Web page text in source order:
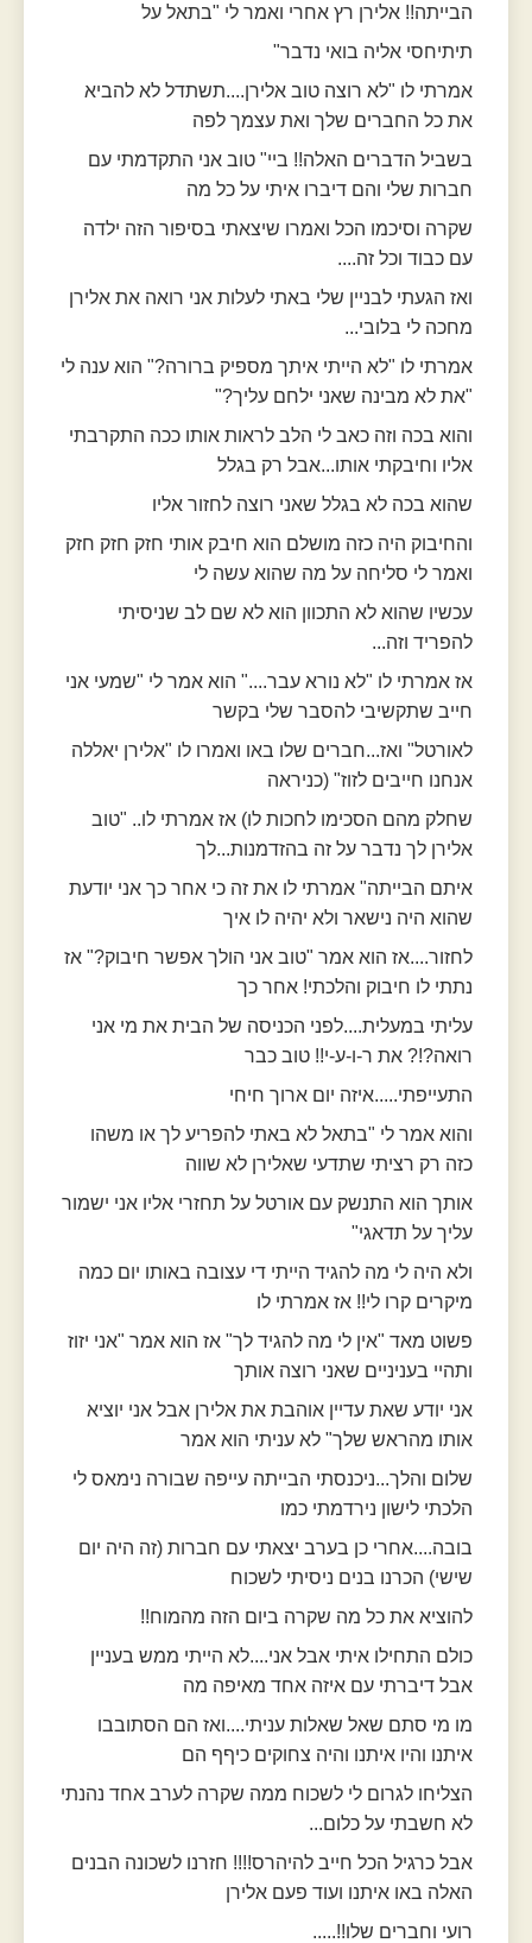
הבייתה!! אלירן רץ אחרי ואמר לי "בתאל על
תיתיחסי אליה בואי נדבר"
אמרתי לו "לא רוצה טוב אלירן....תשתדל לא להביא
את כל החברים שלך ואת עצמך לפה
בשביל הדברים האלה!! ביי" טוב אני התקדמתי עם
חברות שלי והם דיברו איתי על כל מה
שקרה וסיכמו הכל ואמרו שיצאתי בסיפור הזה ילדה
עם כבוד וכל זה....
ואז הגעתי לבניין שלי באתי לעלות אני רואה את אלירן
מחכה לי בלובי...
אמרתי לו "לא הייתי איתך מספיק ברורה?" הוא ענה לי
"את לא מבינה שאני ילחם עליך?"
והוא בכה וזה כאב לי הלב לראות אותו ככה התקרבתי
אליו וחיבקתי אותו...אבל רק בגלל
שהוא בכה לא בגלל שאני רוצה לחזור אליו
והחיבוק היה כזה מושלם הוא חיבק אותי חזק חזק חזק
ואמר לי סליחה על מה שהוא עשה לי
עכשיו שהוא לא התכוון הוא לא שם לב שניסיתי
להפריד וזה...
אז אמרתי לו "לא נורא עבר...." הוא אמר לי "שמעי אני
חייב שתקשיבי להסבר שלי בקשר
לאורטל" ואז...חברים שלו באו ואמרו לו "אלירן יאללה
אנחנו חייבים לזוז" (כניראה
שחלק מהם הסכימו לחכות לו) אז אמרתי לו.. "טוב
אלירן לך נדבר על זה בהזדמנות...לך
איתם הבייתה" אמרתי לו את זה כי אחר כך אני יודעת
שהוא היה נישאר ולא יהיה לו איך
לחזור....אז הוא אמר "טוב אני הולך אפשר חיבוק?" אז
נתתי לו חיבוק והלכתי! אחר כך
עליתי במעלית....לפני הכניסה של הבית את מי אני
רואה?!? את ר-ו-ע-י!! טוב כבר
התעייפתי.....איזה יום ארוך חיחי
והוא אמר לי "בתאל לא באתי להפריע לך או משהו
כזה רק רציתי שתדעי שאלירן לא שווה
אותך הוא התנשק עם אורטל על תחזרי אליו אני ישמור
עליך על תדאגי"
ולא היה לי מה להגיד הייתי די עצובה באותו יום כמה
מיקרים קרו לי!! אז אמרתי לו
פשוט מאד "אין לי מה להגיד לך" אז הוא אמר "אני יזוז
ותהיי בעניניים שאני רוצה אותך
אני יודע שאת עדיין אוהבת את אלירן אבל אני יוציא
אותו מהראש שלך" לא עניתי הוא אמר
שלום והלך...ניכנסתי הבייתה עייפה שבורה נימאס לי
הלכתי לישון נירדמתי כמו
בובה....אחרי כן בערב יצאתי עם חברות (זה היה יום
שישי) הכרנו בנים ניסיתי לשכוח
להוציא את כל מה שקרה ביום הזה מהמוח!!
כולם התחילו איתי אבל אני....לא הייתי ממש בעניין
אבל דיברתי עם איזה אחד מאיפה מה
מו מי סתם שאל שאלות עניתי....ואז הם הסתובבו
איתנו והיו איתנו והיה צחוקים כיףף הם
הצליחו לגרום לי לשכוח ממה שקרה לערב אחד נהנתי
לא חשבתי על כלום...
אבל כרגיל הכל חייב להיהרס!!!! חזרנו לשכונה הבנים
האלה באו איתנו ועוד פעם אלירן
רועי וחברים שלו!!.....